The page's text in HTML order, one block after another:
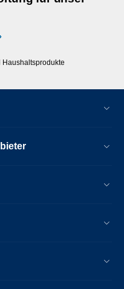
Haushaltsprodukte